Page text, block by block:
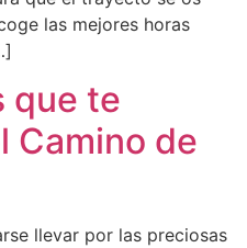
las mejores horas
que te
Camino de
llevar por las preciosas